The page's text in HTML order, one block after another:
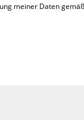
meiner Daten